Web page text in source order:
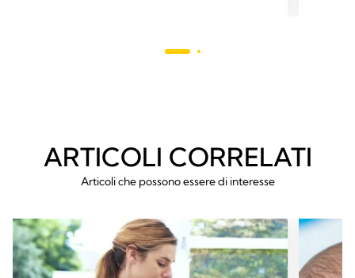
ARTICOLI CORRELATI
Articoli che possono essere di interesse